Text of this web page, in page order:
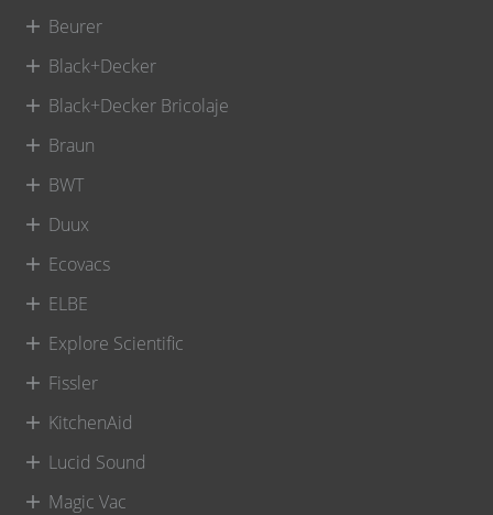
Beurer
Black+Decker
Black+Decker Bricolaje
Braun
BWT
Duux
Ecovacs
ELBE
Explore Scientific
Fissler
KitchenAid
Lucid Sound
Magic Vac